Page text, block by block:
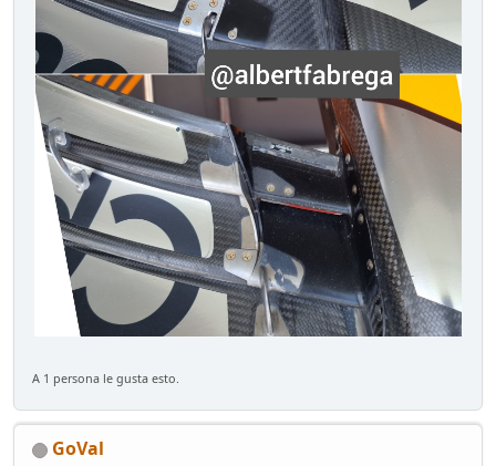
A 1 persona le gusta esto.
GoVal